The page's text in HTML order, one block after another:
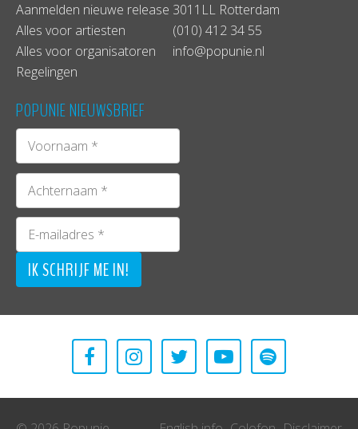
Aanmelden nieuwe release
Alles voor artiesten
Alles voor organisatoren
Regelingen
3011LL Rotterdam
(010) 412 34 55
info@popunie.nl
POPUNIE NIEUWSBRIEF